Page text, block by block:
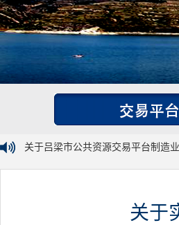
关于吕梁市公共资源交易平台制造
关于